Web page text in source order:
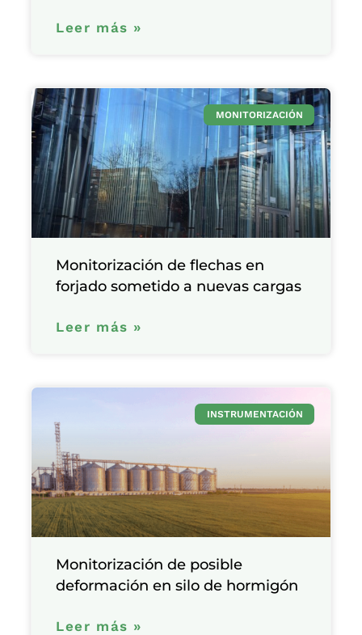
Leer más »
MONITORIZACIÓN
Monitorización de flechas en
forjado sometido a nuevas cargas
Leer más »
INSTRUMENTACIÓN
Monitorización de posible
deformación en silo de hormigón
Leer más »